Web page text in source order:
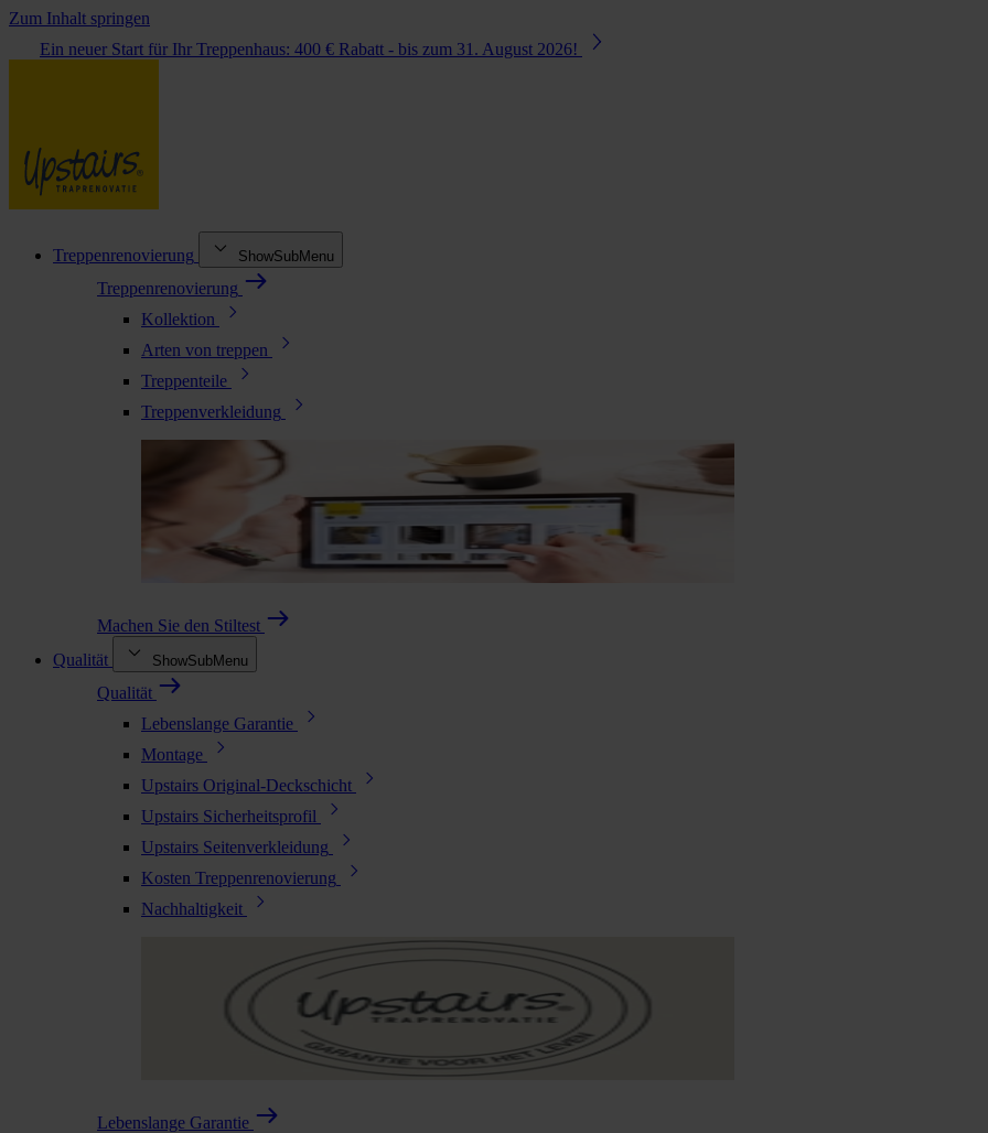
Zum Inhalt springen
Ein neuer Start für Ihr Treppenhaus: 400 € Rabatt - bis zum 31. August 2026!
Treppenrenovierung ShowSubMenu
Treppenrenovierung
Kollektion
Arten von treppen
Treppenteile
Treppenverkleidung
Machen Sie den Stiltest
Qualität
ShowSubMenu
Qualität
Lebenslange Garantie
Montage
Upstairs Original-Deckschicht
Upstairs Sicherheitsprofil
Upstairs Seitenverkleidung
Kosten Treppenrenovierung
Nachhaltigkeit
Lebenslange Garantie